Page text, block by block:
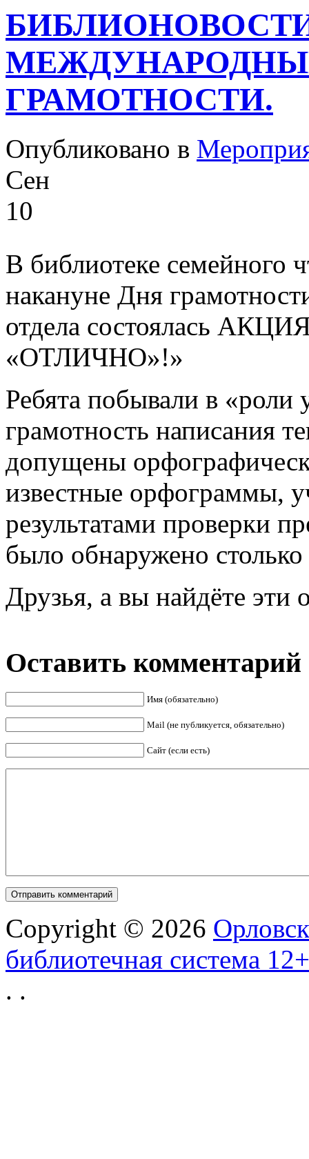
ГРАМОТНОСТИ.
Опубликовано в
Сен
10
В библиотеке семейного
накануне Дня
отдела состоялась
«ОТЛИЧНО»!»
Ребята побывали в «роли
грамотность написания
допущены
известные орфограммы,
результатами проверки
было обнаружено
Друзья, а вы найдёте эти
Оставить комментарий
Имя (обязательно)
Mail (не публикуется, обязательно)
Сайт (если есть)
Copyright © 2026
библиотечная система 12+
. .